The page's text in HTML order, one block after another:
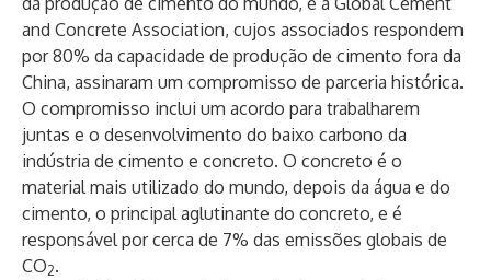
and Concrete Association, cujos associados respondem
por 80% da capacidade de produção de cimento fora da
China, assinaram um compromisso de parceria histórica.
O compromisso inclui um acordo para trabalharem
juntas e o desenvolvimento do baixo carbono da
indústria de cimento e concreto. O concreto é o
material mais utilizado do mundo, depois da água e do
cimento, o principal aglutinante do concreto, e é
responsável por cerca de 7% das emissões globais de
CO2.